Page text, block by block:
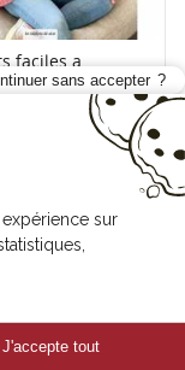
faciles a
sans accepter
sur
J'accepte tout